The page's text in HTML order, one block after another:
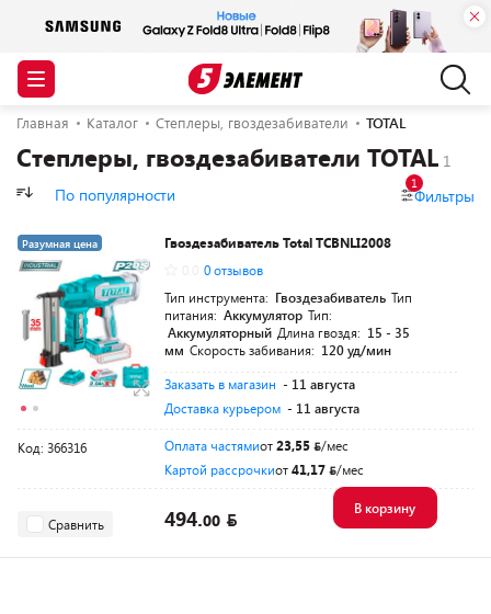
Главная Каталог Степлеры, гвоздезабиватели TOTAL
Степлеры, гвоздезабиватели TOTAL
По популярности Фильтры
1
Разумная цена
Гвоздезабиватель Total TCBNLI2008
0 отзывов
Тип инструмента: Гвоздезабиватель Тип
питания: Аккумулятор Тип:
Аккумуляторный Длина гвоздя: 15 - 35
мм Скорость забивания: 120 уд/мин
Заказать в магазин - 11 августа
Доставка курьером - 11 августа
Код: 366316 Оплата частямиот23,55
/мес
Картой рассрочкиот41,17 /мес
Сравнить 494.00
В корзину